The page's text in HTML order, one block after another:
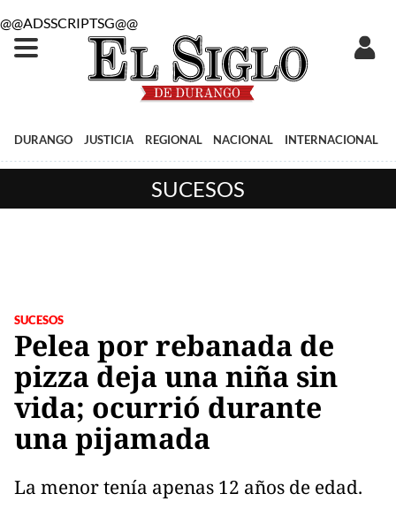
@@ADSSCRIPTSG@@
DURANGO JUSTICIA REGIONAL NACIONAL INTERNACIONAL
SUCESOS
SUCESOS
Pelea por rebanada de
pizza deja una niña sin
vida; ocurrió durante
una pijamada
La menor tenía apenas 12 años de edad.